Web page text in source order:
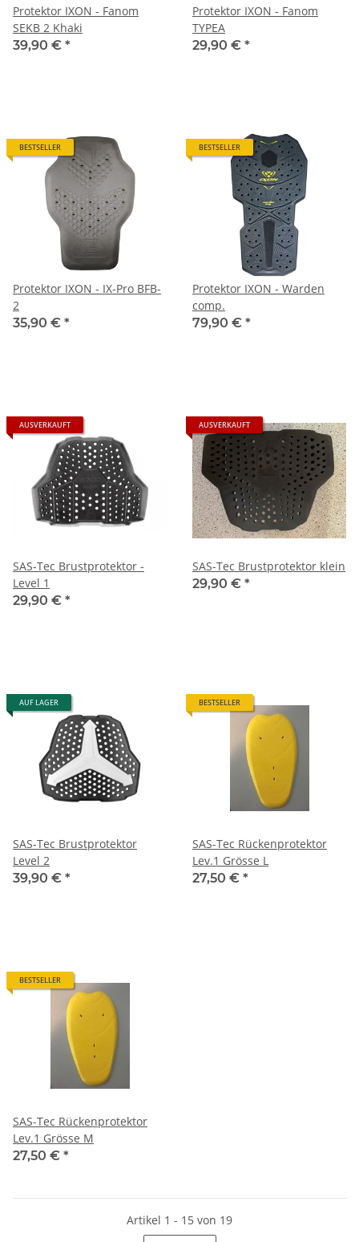
Protektor IXON - Fanom
SEKB 2 Khaki
39,90 € *
Protektor IXON - Fanom
TYPEA
29,90 € *
BESTSELLER
Protektor IXON - IX-Pro BFB-
2
35,90 € *
BESTSELLER
Protektor IXON - Warden
comp.
79,90 € *
AUSVERKAUFT
SAS-Tec Brustprotektor -
Level 1
29,90 € *
AUSVERKAUFT
SAS-Tec Brustprotektor klein
29,90 € *
AUF LAGER
SAS-Tec Brustprotektor
Level 2
39,90 € *
BESTSELLER
SAS-Tec Rückenprotektor
Lev.1 Grösse L
27,50 € *
BESTSELLER
SAS-Tec Rückenprotektor
Lev.1 Grösse M
27,50 € *
Artikel 1 - 15 von 19